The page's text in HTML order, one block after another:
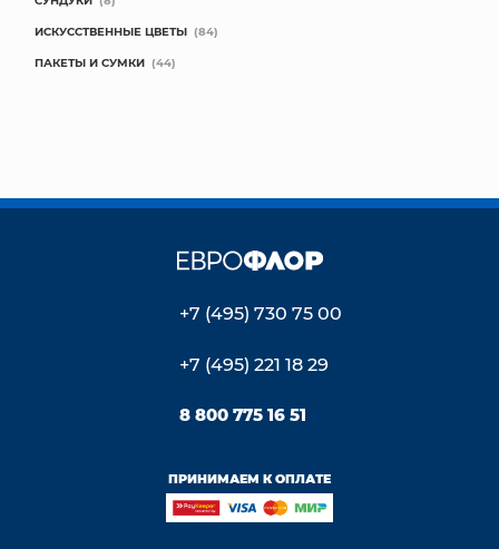
ИСКУССТВЕННЫЕ ЦВЕТЫ (84)
ПАКЕТЫ И СУМКИ (44)
+7 (495) 730 75 00
+7 (495) 221 18 29
8 800 775 16 51
ПРИНИМАЕМ К ОПЛАТЕ